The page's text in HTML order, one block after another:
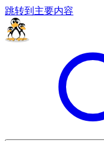
跳转到主要内容